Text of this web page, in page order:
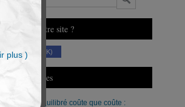
Vous aimez notre site ?
(230 K)
Derniers Articles
Un budget équilibré coûte que coûte :
plus )